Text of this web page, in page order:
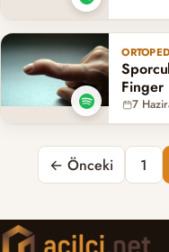
Finger
7
Yazı sayfalaması
← Önceki 1